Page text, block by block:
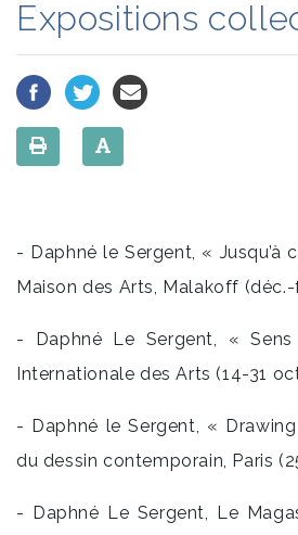
Expositions
- Daphné le Sergent, « Jusqu’à
Maison des Arts, Malakoff (déc.-
- Daphné Le Sergent, « Sens
Internationale des Arts (14-31
- Daphné le Sergent, «
du dessin contemporain, Paris
- Daphné Le Sergent, Le